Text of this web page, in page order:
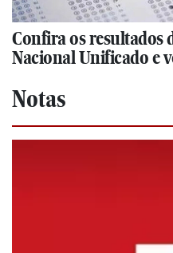
Confira os resultados
Nacional Unificado e
Notas